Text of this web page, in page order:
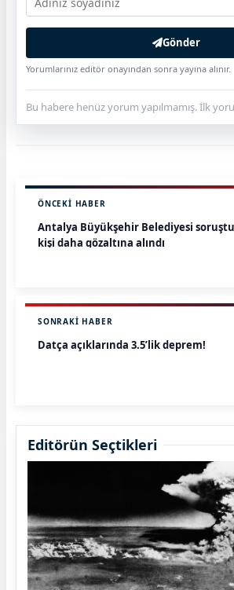
Gönder
Yorumlarınız editör onayından sonra yayına alınır.
Bu habere henüz yorum yapılmamış. İlk
ÖNCEKI HABER
Antalya Büyükşehir Belediyesi
kişi daha gözaltına alındı
SONRAKI HABER
Datça açıklarında 3.5’lik deprem!
Editörün Seçtikleri